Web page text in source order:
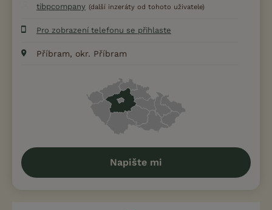
tibpcompany (další inzeráty od tohoto uživatele)
Pro zobrazení telefonu se přihlaste
Příbram, okr. Příbram
Napište mi